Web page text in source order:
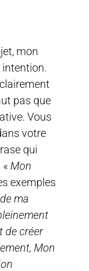
mon
intention.
pas que
Vous
votre
qui
Mon
exemples
ma
de créer
Mon